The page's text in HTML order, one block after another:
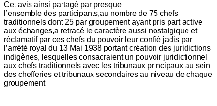
Cet avis ainsi partagé par presque
l’ensemble des participants,au nombre de 75 chefs
traditionnels dont 25 par groupement ayant pris part active
aux échanges,a retracé le caractère aussi nostalgique et
réclamatif par ces chefs du pouvoir leur confié jadis par
l’arrêté royal du 13 Mai 1938 portant création des juridictions
indigènes, lesquelles consacraient un pouvoir juridictionnel
aux chefs traditionnels avec les tribunaux principaux au sein
des chefferies et tribunaux secondaires au niveau de chaque
groupement.